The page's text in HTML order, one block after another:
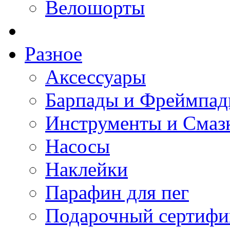
Велошорты
Разное
Аксессуары
Барпады и
Инструменты и
Насосы
Наклейки
Парафин для пег
Подарочный